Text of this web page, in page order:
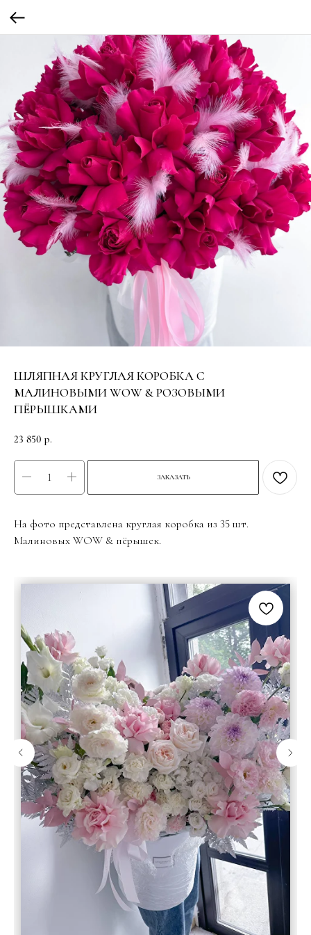
ШЛЯПНАЯ КРУГЛАЯ КОРОБКА С
МАЛИНОВЫМИ WOW & РОЗОВЫМИ
ПЁРЫШКАМИ
23 850 р.
ЗАКАЗАТЬ
На фото представлена круглая коробка из 35 шт.
Малиновых WOW & пёрышек.